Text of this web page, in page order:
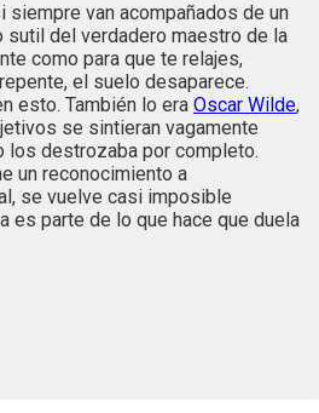
van acompañados de un
sutil del verdadero maestro de la
como para que te relajes,
el suelo desaparece.
esto. También lo era Oscar Wilde,
se sintieran vagamente
los destrozaba por completo.
un reconocimiento a
se vuelve casi imposible
es parte de lo que hace que duela